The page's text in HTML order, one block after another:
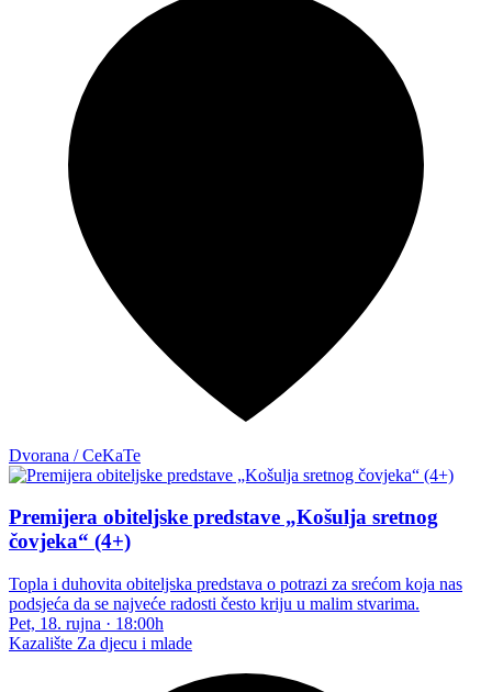
Dvorana / CeKaTe
Premijera obiteljske predstave „Košulja sretnog
čovjeka“ (4+)
Topla i duhovita obiteljska predstava o potrazi za srećom koja nas
podsjeća da se najveće radosti često kriju u malim stvarima.
Pet, 18. rujna · 18:00h
Kazalište Za djecu i mlade